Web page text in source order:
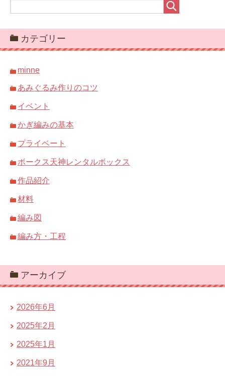
カテゴリー
minne
あみぐるみ作りのコツ
イベント
かぎ編みの基本
プライベート
ボークス天神レンタルボックス
作品紹介
材料
編み図
編み方・工程
アーカイブ
2026年6月
2025年2月
2025年1月
2021年9月